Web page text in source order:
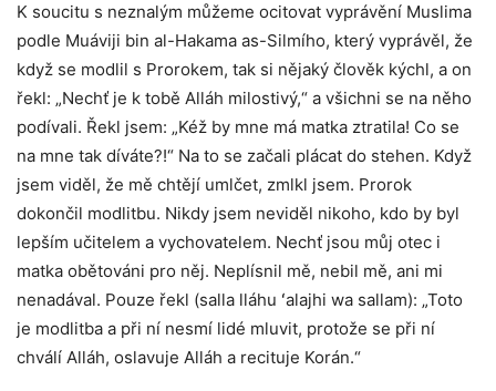
K soucitu s neznalým můžeme ocitovat vyprávění Muslima
podle Muáviji bin al-Hakama as-Silmího, který vyprávěl, že
když se modlil s Prorokem, tak si nějaký člověk kýchl, a on
řekl: „Nechť je k tobě Alláh milostivý,“ a všichni se na něho
podívali. Řekl jsem: „Kéž by mne má matka ztratila! Co se
na mne tak díváte?!“ Na to se začali plácat do stehen. Když
jsem viděl, že mě chtějí umlčet, zmlkl jsem. Prorok
dokončil modlitbu. Nikdy jsem neviděl nikoho, kdo by byl
lepším učitelem a vychovatelem. Nechť jsou můj otec i
matka obětováni pro něj. Neplísnil mě, nebil mě, ani mi
nenadával. Pouze řekl (salla lláhu ʻalajhi wa sallam): „Toto
je modlitba a při ní nesmí lidé mluvit, protože se při ní
chválí Alláh, oslavuje Alláh a recituje Korán.“